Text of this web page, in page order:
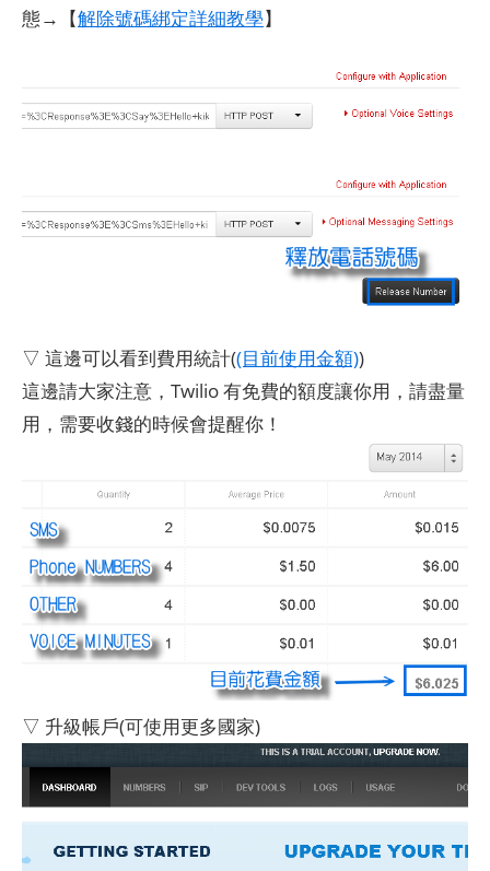
態→【解除號碼綁定詳細教學】
▽ 這邊可以看到費用統計((目前使用金額))
這邊請大家注意，Twilio 有免費的額度讓你用，請盡量
用，需要收錢的時候會提醒你！
▽ 升級帳戶(可使用更多國家)